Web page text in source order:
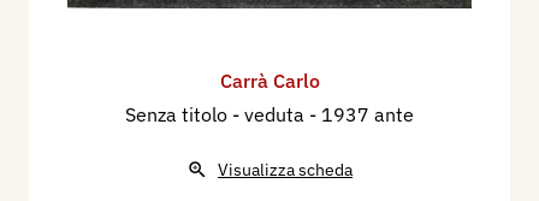
Carrà Carlo
Senza titolo - veduta - 1937 ante
Visualizza scheda